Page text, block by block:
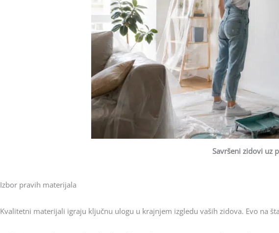
Savršeni zidovi uz
Izbor pravih materijala
Kvalitetni materijali igraju ključnu ulogu u krajnjem izgledu vaših zidova. Evo na